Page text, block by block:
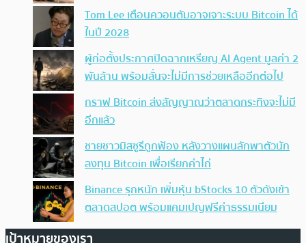
Tom Lee เตือนควอนตัมอาจเจาะระบบ Bitcoin ได้
ในปี 2028
ผู้ก่อตั้งประกาศปิดฉากเหรียญ AI Agent มูลค่า 2
พันล้าน พร้อมลั่นจะไม่มีการช่วยเหลืออีกต่อไป
กราฟ Bitcoin ส่งสัญญาณว่าตลาดกระทิงจะไม่มี
อีกแล้ว
ชายชาวมิสซูรีถูกฟ้อง หลังวางแผนลักพาตัวนัก
ลงทุน Bitcoin เพื่อเรียกค่าไถ่
Binance รุกหนัก เพิ่มหุ้น bStocks 10 ตัวดังเข้า
ตลาดสปอต พร้อมแคมเปญฟรีค่าธรรมเนียม